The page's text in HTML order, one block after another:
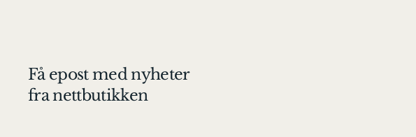
Få epost med nyheter
fra nettbutikken